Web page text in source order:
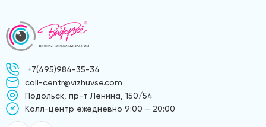
+7(495)984-35-34
call-centr@vizhuvse.com
Подольск, пр-т Ленина, 150/54
Kолл-центр ежедневно 9:00 – 20:00